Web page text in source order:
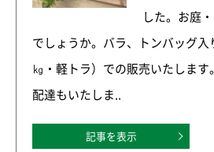
した。お庭
でしょうか。バラ、トンバッグ入
㎏・軽トラ）での販売いたしま
配達もいたしま..
記事を表示